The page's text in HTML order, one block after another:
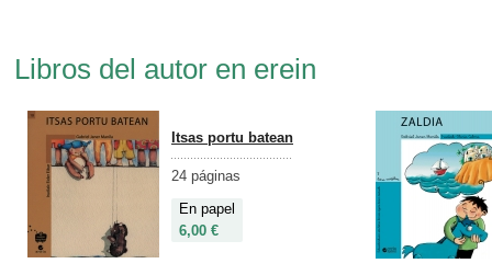
Libros del autor en erein
Itsas portu batean
24 páginas
En papel
6,00 €